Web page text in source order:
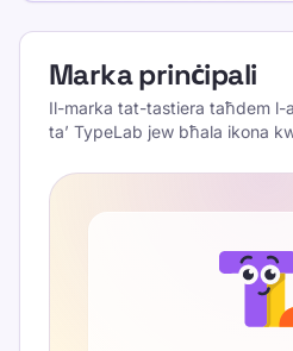
Marka prinċipali
Il-marka tat-tastiera taħdem l-
ta’ TypeLab jew bħala ikona